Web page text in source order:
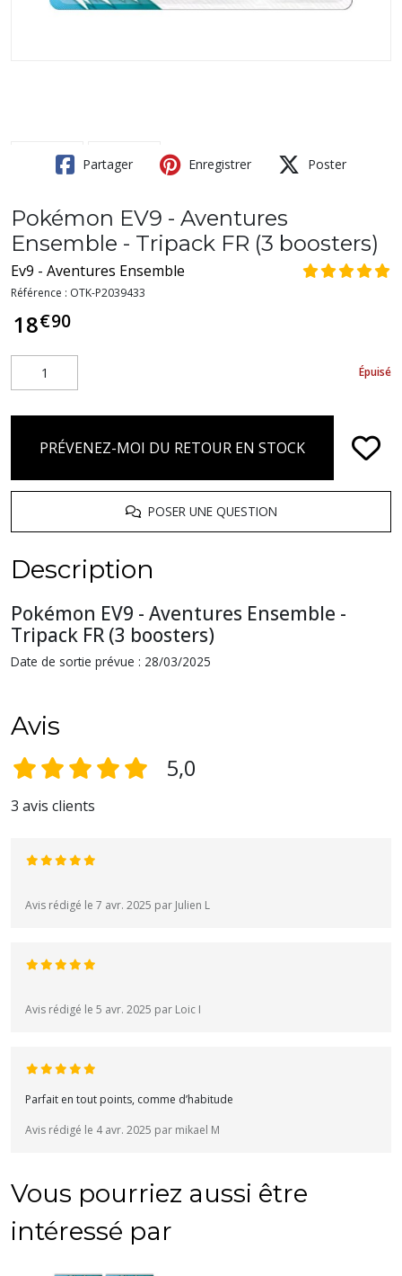
Partager Enregistrer Poster
Pokémon EV9 - Aventures
Ensemble - Tripack FR (3 boosters)
Ev9 - Aventures Ensemble
Référence : OTK-P2039433
18€90
Épuisé
PRÉVENEZ-MOI DU RETOUR EN STOCK
POSER UNE QUESTION
Description
Pokémon EV9 - Aventures Ensemble -
Tripack FR (3 boosters)
Date de sortie prévue : 28/03/2025
Avis
5,0
3 avis clients
Avis rédigé le 7 avr. 2025 par Julien L
Avis rédigé le 5 avr. 2025 par Loic I
Parfait en tout points, comme d’habitude
Avis rédigé le 4 avr. 2025 par mikael M
Vous pourriez aussi être
intéressé par